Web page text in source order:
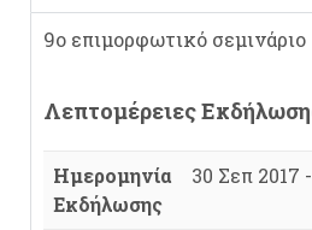
9ο επιμορφωτικό σεμινάριο
Λεπτομέρειες
Ημερομηνία
Εκδήλωσης
30 Σεπ 2017